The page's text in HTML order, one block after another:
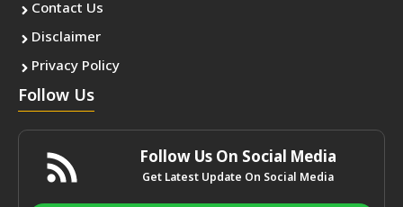
Contact Us
Disclaimer
Privacy Policy
Follow Us
Follow Us On Social Media
Get Latest Update On Social Media